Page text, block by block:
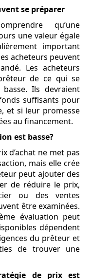
se préparer
qu’une
une valeur égale
important
acheteurs peuvent
Les acheteurs
de ce qui se
Ils devraient
suffisants pour
et si leur promesse
au financement.
est basse?
d’achat ne met pas
mais elle crée
peut ajouter des
de réduire le prix,
ou des ventes
être examinées.
évaluation peut
dépendent
du prêteur et
de trouver une
de prix est